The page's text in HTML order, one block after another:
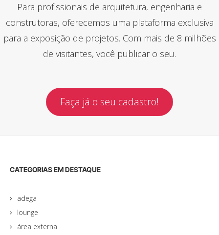
Para profissionais de arquitetura, engenharia e
construtoras, oferecemos uma plataforma exclusiva
para a exposição de projetos. Com mais de 8 milhões
de visitantes, você publicar o seu.
Faça já o seu cadastro!
CATEGORIAS EM DESTAQUE
adega
lounge
área externa